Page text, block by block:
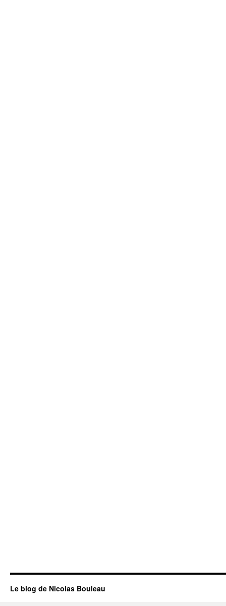
Le blog de Nicolas Bouleau